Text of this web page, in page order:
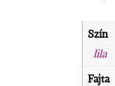
Szín
lila
Fajta